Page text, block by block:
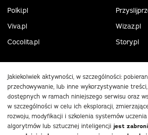
Polki.pl
Viva.pl
Wizaz.pl
Cocolita.pl
Story.pl
Jakiekolwiek aktywności, w szczególności:
przechowywanie, lub inne wykorzystywanie
dostępnych w ramach niniejszego serwisu oraz
w szczególności w celu ich eksploracji,
rozwoju, modyfikacji i szkolenia systemów
algorytmów lub sztucznej inteligencji jest